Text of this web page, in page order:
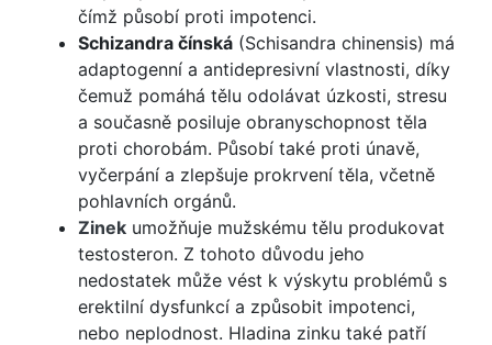
čímž působí proti impotenci.
Schizandra čínská (Schisandra chinensis) má
adaptogenní a antidepresivní vlastnosti, díky
čemuž pomáhá tělu odolávat úzkosti, stresu
a současně posiluje obranyschopnost těla
proti chorobám. Působí také proti únavě,
vyčerpání a zlepšuje prokrvení těla, včetně
pohlavních orgánů.
Zinek umožňuje mužskému tělu produkovat
testosteron. Z tohoto důvodu jeho
nedostatek může vést k výskytu problémů s
erektilní dysfunkcí a způsobit impotenci,
nebo neplodnost. Hladina zinku také patří